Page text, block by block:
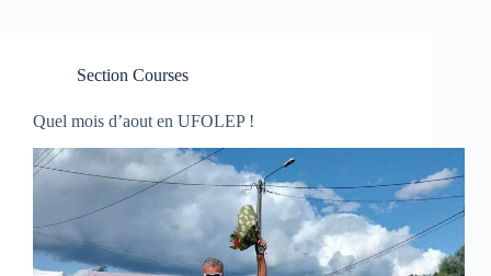
Section Courses
Quel mois d’aout en UFOLEP !